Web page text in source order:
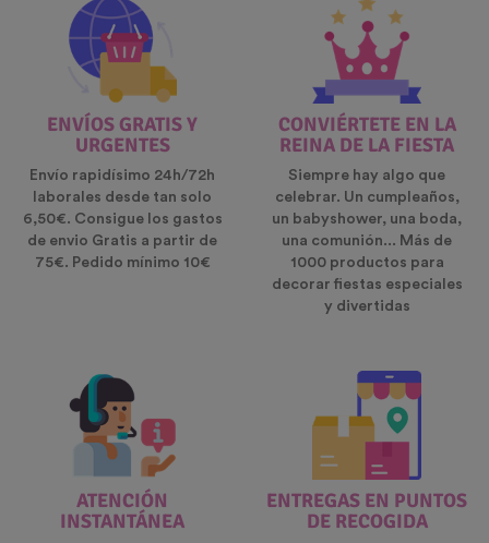
ENVÍOS GRATIS Y
URGENTES
Envío rapidísimo 24h/72h
laborales desde tan solo
6,50€. Consigue los gastos
de envio Gratis a partir de
75€. Pedido mínimo 10€
CONVIÉRTETE EN LA
REINA DE LA FIESTA
Siempre hay algo que
celebrar. Un cumpleaños,
un babyshower, una boda,
una comunión... Más de
1000 productos para
decorar fiestas especiales
y divertidas
ATENCIÓN
INSTANTÁNEA
ENTREGAS EN PUNTOS
DE RECOGIDA